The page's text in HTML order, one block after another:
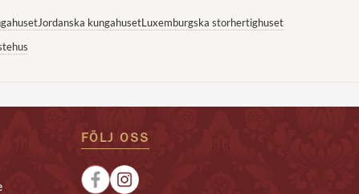
Jordanska kungahusetLuxemburgska storhertighuset
FÖLJ OSS